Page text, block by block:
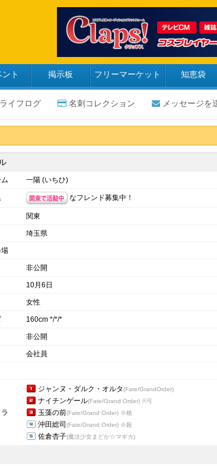
ント 掲示板 フリーマーケット 知恵袋
ライフログ 名刺コレクション メッセージを
一陽 (いちひ)
なフレンド募集中！
関東
埼玉県
非公開
10月6日
女性
160cm */*/*
非公開
会社員
ジャンヌ・ダルク・オルタ(Fate/GrandOrder)
ナイチンゲール(Fate/Grand Order) ※弓
玉藻の前(Fate/Grand Order) ※槍
沖田総司 (Fate/Grand Order) ※殺
佐倉杏子(魔法少女まどか☆マギカ)